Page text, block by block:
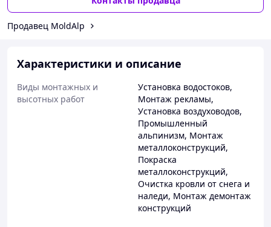
Продавец MoldAlp
Характеристики и описание
Виды монтажных и
высотных работ
Установка водостоков,
Монтаж рекламы,
Установка воздуховодов,
Промышленный
альпинизм, Монтаж
металлоконструкций,
Покраска
металлоконструкций,
Очистка кровли от снега и
наледи, Монтаж демонтаж
конструкций